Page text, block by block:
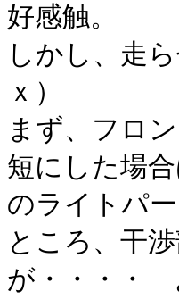
好感触。
しかし、走
ｘ）
まず、フロ
短にした場
のライトパ
ところ、干
が・・・・